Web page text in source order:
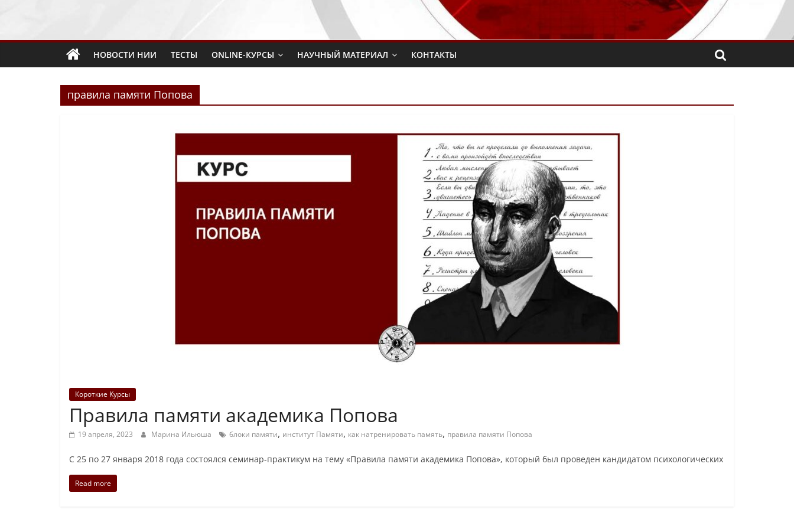
НОВОСТИ НИИ ТЕСТЫ ONLINE-КУРСЫ НАУЧНЫЙ МАТЕРИАЛ КОНТАКТЫ
правила памяти Попова
Короткие Курсы
Правила памяти академика Попова
19 апреля, 2023 Марина Ильюша блоки памяти, институт Памяти, как натренировать память, правила памяти Попова
С 25 по 27 января 2018 года состоялся семинар-практикум на тему «Правила памяти академика Попова», который был проведен кандидатом психологических
Read more